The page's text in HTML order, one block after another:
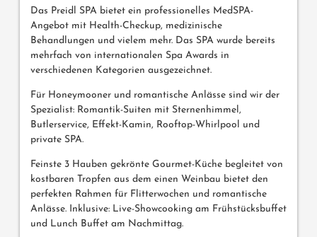
Das Preidl SPA bietet ein professionelles MedSPA-
Angebot mit Health-Checkup, medizinische
Behandlungen und vielem mehr. Das SPA wurde bereits
mehrfach von internationalen Spa Awards in
verschiedenen Kategorien ausgezeichnet.
Für Honeymooner und romantische Anlässe sind wir der
Spezialist: Romantik-Suiten mit Sternenhimmel,
Butlerservice, Effekt-Kamin, Rooftop-Whirlpool und
private SPA.
Feinste 3 Hauben gekrönte Gourmet-Küche begleitet von
kostbaren Tropfen aus dem einen Weinbau bietet den
perfekten Rahmen für Flitterwochen und romantische
Anlässe. Inklusive: Live-Showcooking am Frühstücksbuffet
und Lunch Buffet am Nachmittag.